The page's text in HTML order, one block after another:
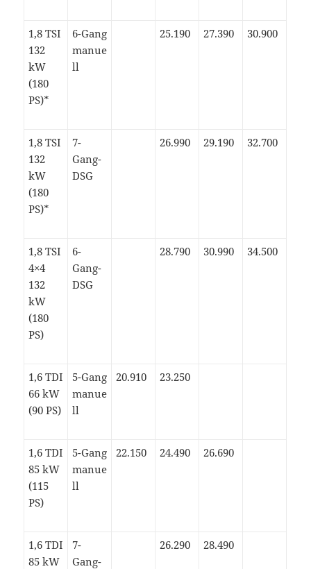
1,8 TSI
132
kW
(180
PS)*
6-Gang
manue
ll
25.190 27.390 30.900
1,8 TSI
132
kW
(180
PS)*
7-
Gang-
DSG
26.990 29.190 32.700
1,8 TSI
4×4
132
kW
(180
PS)
6-
Gang-
DSG
28.790 30.990 34.500
1,6 TDI
66 kW
(90 PS)
5-Gang
manue
ll
20.910 23.250
1,6 TDI
85 kW
(115
PS)
5-Gang
manue
ll
22.150 24.490 26.690
1,6 TDI
85 kW
7-
Gang-
26.290 28.490